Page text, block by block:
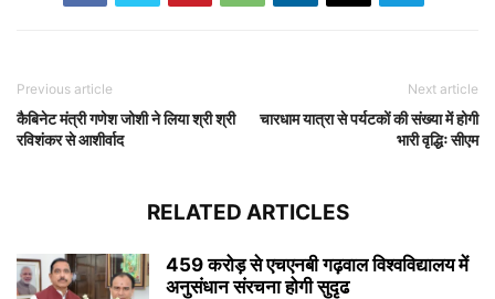
Previous article
कैबिनेट मंत्री गणेश जोशी ने लिया श्री श्री
रविशंकर से आशीर्वाद
Next article
चारधाम यात्रा से पर्यटकों की संख्या में होगी
भारी वृद्धिः सीएम
RELATED ARTICLES
459 करोड़ से एचएनबी गढ़वाल विश्वविद्यालय में
अनुसंधान संरचना होगी सुदृढ